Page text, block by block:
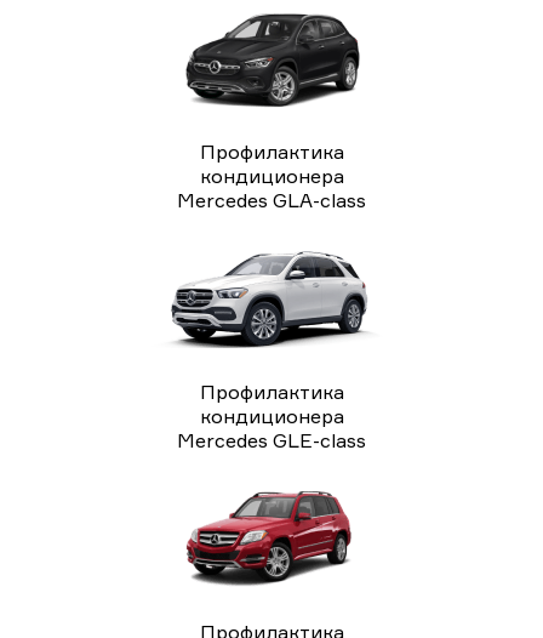
Профилактика
кондиционера
Mercedes GLA-class
Профилактика
кондиционера
Mercedes GLE-class
Профилактика